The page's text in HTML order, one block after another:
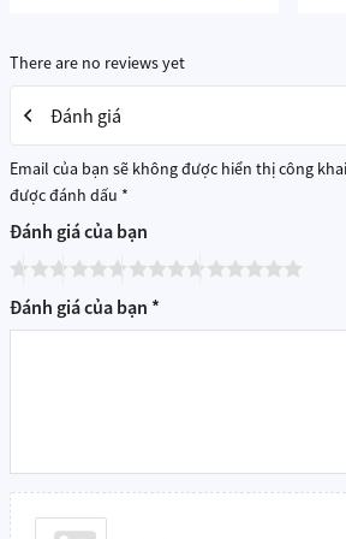
Kết nối nhiều loa trong nhàthông
nhạc đồng bộ trong mọi không gian.
Siri – Trợ lý ảo thông minh
Đánh giá
There are no reviews yet
Email của bạn sẽ không được hiển thị công
được đánh dấu *
Đánh giá của bạn
Đánh giá của bạn *